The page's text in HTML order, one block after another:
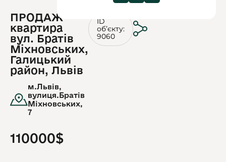
ПРОДАЖ
квартира
вул. Братів
Міхновських,
Галицький
район, Львів
м.Львів,
вулиця.Братів
Міхновських,
7
ID
обʼєкту:
9060
110000$